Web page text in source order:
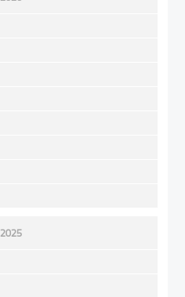
2025